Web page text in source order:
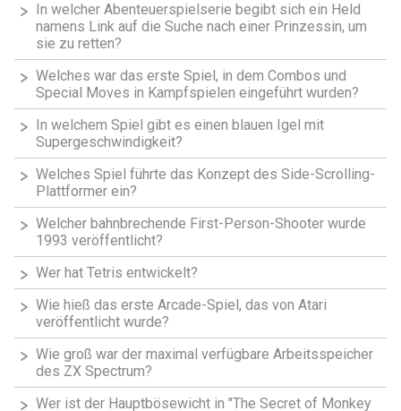
In welcher Abenteuerspielserie begibt sich ein Held
namens Link auf die Suche nach einer Prinzessin, um
sie zu retten?
Welches war das erste Spiel, in dem Combos und
Special Moves in Kampfspielen eingeführt wurden?
In welchem Spiel gibt es einen blauen Igel mit
Supergeschwindigkeit?
Welches Spiel führte das Konzept des Side-Scrolling-
Plattformer ein?
Welcher bahnbrechende First-Person-Shooter wurde
1993 veröffentlicht?
Wer hat Tetris entwickelt?
Wie hieß das erste Arcade-Spiel, das von Atari
veröffentlicht wurde?
Wie groß war der maximal verfügbare Arbeitsspeicher
des ZX Spectrum?
Wer ist der Hauptbösewicht in "The Secret of Monkey